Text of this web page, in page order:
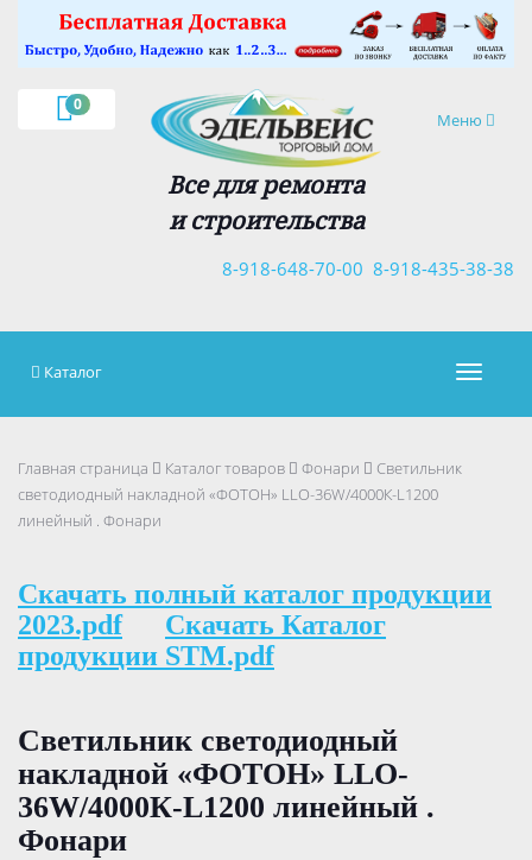
0
Навигация
Меню
Все для ремонта
и строительства
8-918-435-38-38
8-918-648-70-00
×
Каталог
Главная страница Каталог товаров Фонари
Светильник
светодиодный накладной «ФОТОН» LLO-36W/4000К-L1200
линейный . Фонари
Скачать полный каталог продукции
2023.pdf
Скачать Каталог
продукции STM.pdf
Светильник светодиодный
накладной «ФОТОН» LLO-
36W/4000К-L1200 линейный .
Фонари